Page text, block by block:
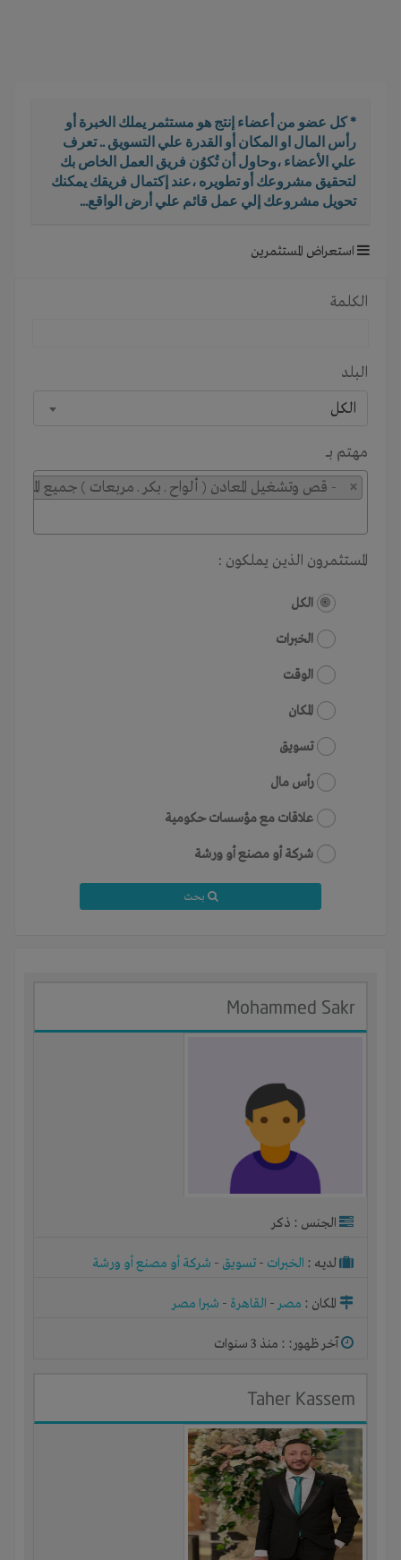
* كل عضو من أعضاء إنتج هو مستثمر يملك الخبرة أو
رأس المال او المكان أو القدرة علي التسويق .. تعرف
علي الأعضاء ،وحاول أن تُكوُن فريق العمل الخاص بك
لتحقيق مشروعك أو تطويره ،عند إكتمال فريقك يمكنك
تحويل مشروعك إلي عمل قائم علي أرض الواقع...
استعراض المستثمرين
الكلمة
البلد
الكل
مهتم بـــ
×
- قص وتشغيل المعادن ( ألواح ـ بكر ـ مربعات ) جميع
المستثمرون الذين يملكون :
الكل
الخبرات
الوقت
المكان
تسويق
رأس مال
علاقات مع مؤسسات حكومية
شركة أو مصنع أو ورشة
Mohammed Sakr
الجنس : ذكر
لديـه : الخبرات - تسويق - شركة أو مصنع أو ورشة
المكان : مصر- القاهرة - شبرا مصر
آخر ظهور: : منذ 3 سنوات
Taher Kassem